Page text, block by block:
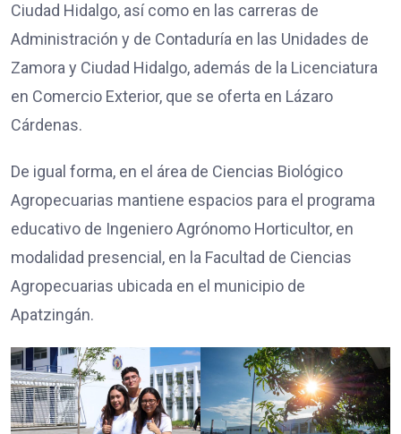
Ciudad Hidalgo, así como en las carreras de
Administración y de Contaduría en las Unidades de
Zamora y Ciudad Hidalgo, además de la Licenciatura
en Comercio Exterior, que se oferta en Lázaro
Cárdenas.
De igual forma, en el área de Ciencias Biológico
Agropecuarias mantiene espacios para el programa
educativo de Ingeniero Agrónomo Horticultor, en
modalidad presencial, en la Facultad de Ciencias
Agropecuarias ubicada en el municipio de
Apatzingán.